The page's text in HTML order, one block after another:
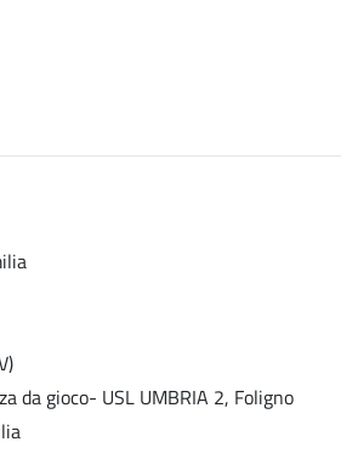
da gioco- USL UMBRIA 2, Foligno